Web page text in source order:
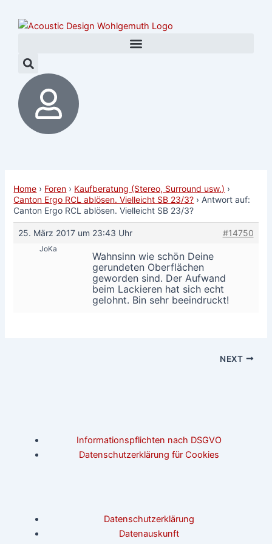
Inhalt
Home › Foren › Kaufberatung (Stereo, Surround usw.) ›
Canton Ergo RCL ablösen. Vielleicht SB 23/3? › Antwort auf:
Canton Ergo RCL ablösen. Vielleicht SB 23/3?
25. März 2017 um 23:43 Uhr #14750
JoKa
Wahnsinn wie schön Deine
gerundeten Oberflächen
geworden sind. Der Aufwand
beim Lackieren hat sich echt
gelohnt. Bin sehr beeindruckt!
navigation
NEXT
Informationspflichten nach DSGVO
Datenschutzerklärung für Cookies
Datenschutzerklärung
Datenauskunft